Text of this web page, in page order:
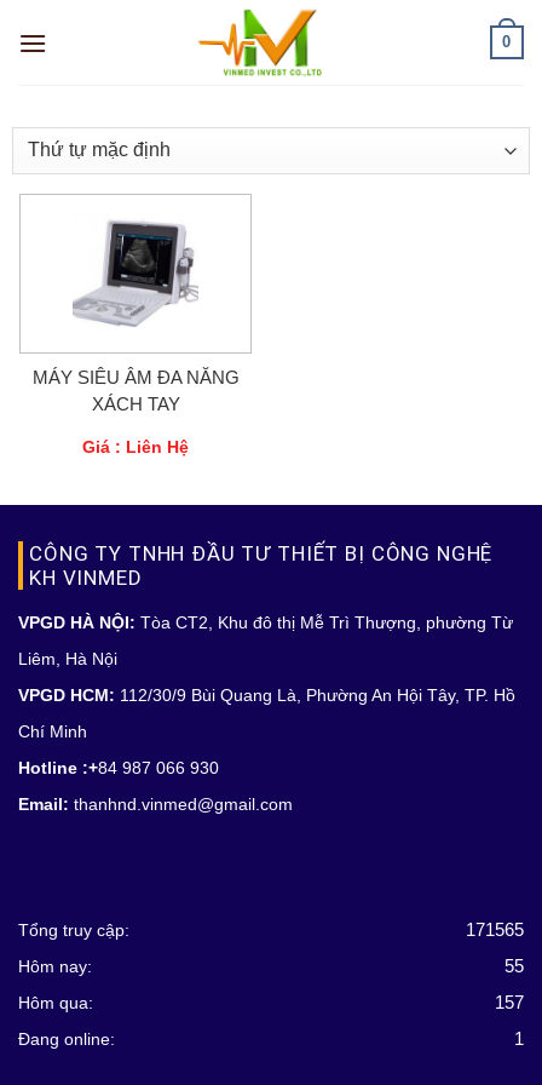
0
MÁY SIÊU ÂM ĐA NĂNG
XÁCH TAY
Giá : Liên Hệ
CÔNG TY TNHH ĐẦU TƯ THIẾT BỊ CÔNG NGHỆ
KH VINMED
VPGD HÀ NỘI: Tòa CT2, Khu đô thị Mễ Trì Thượng, phường Từ
Liêm, Hà Nội
VPGD HCM: 112/30/9 Bùi Quang Là, Phường An Hội Tây, TP. Hồ
Chí Minh
Hotline :+84 987 066 930
Email: thanhnd.vinmed@gmail.com
171565
Tổng truy cập:
55
Hôm nay:
157
Hôm qua:
1
Đang online: